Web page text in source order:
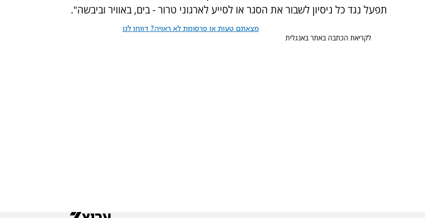
תפעל נגד כל ניסיון לשבור את הסגר או לסייע לארגוני טרור - בים, באוויר וביבשה".
מצאתם טעות או פרסומת לא ראויה? דווחו לנו
לקריאת הכתבה באתר באנגלית